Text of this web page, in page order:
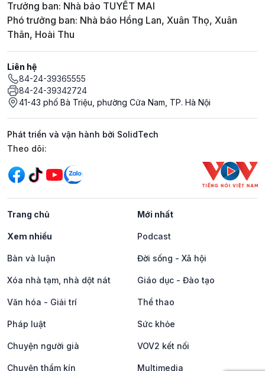
Trưởng ban: Nhà báo TUYẾT MAI
Phó trưởng ban: Nhà báo Hồng Lan, Xuân Thọ, Xuân
Thân, Hoài Thu
Liên hệ
84-24-39365555
84-24-39342724
41-43 phố Bà Triệu, phường Cửa Nam, TP. Hà Nội
Phát triển và vận hành bởi SolidTech
Mạng xã hội
Theo dõi:
Trang chủ Mới nhất
Xem nhiều Podcast
Bàn và luận Đời sống - Xã hội
Xóa nhà tạm, nhà dột nát Giáo dục - Đào tạo
Văn hóa - Giải trí Thể thao
Pháp luật Sức khỏe
Chuyện người già VOV2 kết nối
Chuyện thầm kín Multimedia